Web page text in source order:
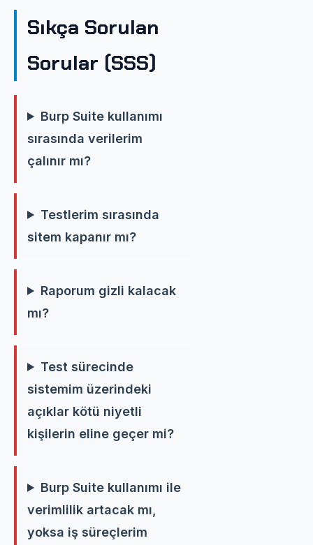
Sıkça Sorulan
Sorular (SSS)
Burp Suite kullanımı
sırasında verilerim
çalınır mı?
Testlerim sırasında
sitem kapanır mı?
Raporum gizli kalacak
mı?
Test sürecinde
sistemim üzerindeki
açıklar kötü niyetli
kişilerin eline geçer mi?
Burp Suite kullanımı ile
verimlilik artacak mı,
yoksa iş süreçlerim